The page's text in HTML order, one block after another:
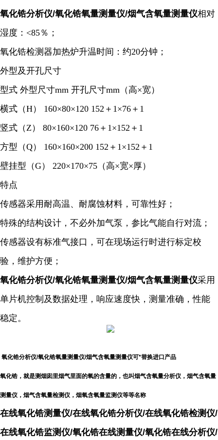
氧化锆分析仪/氧化锆氧量测量仪/烟气含氧量测量仪相对
湿度：<85％；
氧化锆检测器加热炉升温时间：约20分钟；
外型及开孔尺寸
型式 外型尺寸mm 开孔尺寸mm（高×宽）
横式（H） 160×80×120 152＋1×76＋1
竖式（Z） 80×160×120 76＋1×152＋1
方型（Q） 160×160×200 152＋1×152＋1
壁挂型（G） 220×170×75（高×宽×厚）
特点
传感器采用耐高温、耐腐蚀材料，可靠性好；
特殊的结构设计，不必外加气泵，参比气能自行对流；
传感器设有标准气接口，可在现场运行时进行标定校
验，维护方便；
氧化锆分析仪/氧化锆氧量测量仪/烟气含氧量测量仪采用
单片机控制及数据处理，响应速度快，测量准确，性能
稳定。
氧化锆分析仪/氧化锆氧量测量仪/烟气含氧量测量仪可*替换进口产品
氧化锆，就是测烟囱里烟气里面的氧的含量的，也叫烟气含氧量分析仪，烟气含氧量
测量仪，烟气含氧量检测仪，烟氧含氧量监测仪等等名称
在线氧化锆测量仪/在线氧化锆分析仪/在线氧化锆检测仪/
在线氧化锆监测仪/氧化锆在线测量仪/氧化锆在线分析仪/